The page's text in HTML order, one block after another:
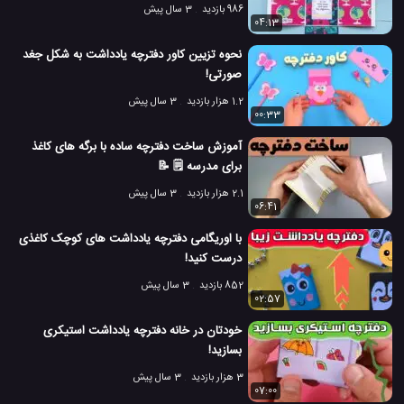
986 بازدید
3 سال پیش
04:13
نحوه تزیین کاور دفترچه یادداشت به شکل جغد
صورتی!
1.2 هزار بازدید
3 سال پیش
00:33
آموزش ساخت دفترچه ساده با برگه های کاغذ
برای مدرسه 🗒️ 📝
2.1 هزار بازدید
3 سال پیش
06:41
با اوریگامی دفترچه یادداشت های کوچک کاغذی
درست کنید!
852 بازدید
3 سال پیش
02:57
خودتان در خانه دفترچه یادداشت استیکری
بسازید!
3 هزار بازدید
3 سال پیش
07:00